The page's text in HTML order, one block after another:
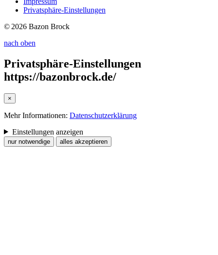
Privatsphäre-Einstellungen
© 2026 Bazon Brock
nach oben
Privatsphäre-Einstellungen
https://bazonbrock.de/
×
Mehr Informationen: Datenschutzerklärung
Einstellungen anzeigen
nur notwendige alles akzeptieren